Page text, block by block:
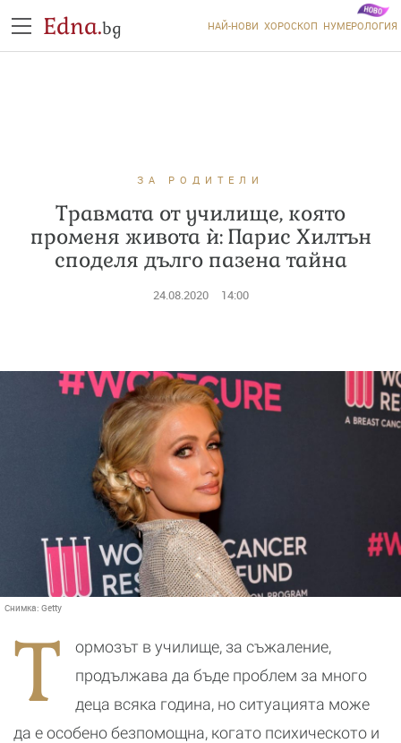
Edna.bg НАЙ-НОВИ ХОРОСКОП НУМЕРОЛОГИЯ
ЗА РОДИТЕЛИ
Травмата от училище, която
променя живота ѝ: Парис Хилтън
споделя дълго пазена тайна
24.08.2020 14:00
Снимка: Getty
Т
ормозът в училище, за съжаление,
продължава да бъде проблем за много
деца всяка година, но ситуацията може
да е особено безпомощна, когато психическото и